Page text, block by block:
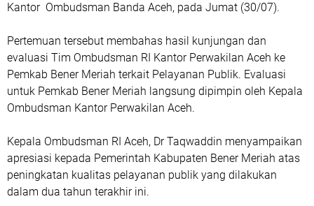
Kantor Ombudsman Banda Aceh, pada Jumat (30/07).
Pertemuan tersebut membahas hasil kunjungan dan
evaluasi Tim Ombudsman RI Kantor Perwakilan Aceh ke
Pemkab Bener Meriah terkait Pelayanan Publik. Evaluasi
untuk Pemkab Bener Meriah langsung dipimpin oleh Kepala
Ombudsman Kantor Perwakilan Aceh.
Kepala Ombudsman RI Aceh, Dr Taqwaddin menyampaikan
apresiasi kepada Pemerintah Kabupaten Bener Meriah atas
peningkatan kualitas pelayanan publik yang dilakukan
dalam dua tahun terakhir ini.